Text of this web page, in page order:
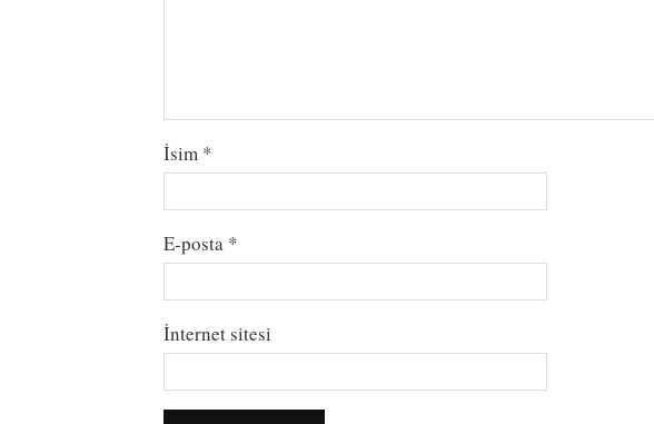
İsim *
E-posta *
İnternet sitesi